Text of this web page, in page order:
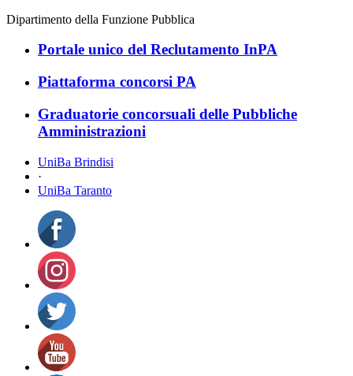
Dipartimento della Funzione Pubblica
Portale unico del Reclutamento InPA
Piattaforma concorsi PA
Graduatorie concorsuali delle Pubbliche
Amministrazioni
UniBa Brindisi
·
UniBa Taranto